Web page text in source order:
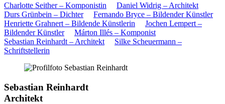
Charlotte Seither – Komponistin
Daniel Widrig – Architekt
Durs Grünbein – Dichter
Fernando Bryce – Bildender Künstler
Henriette Grahnert – Bildende Künstlerin
Jochen Lempert –
Bildender Künstler
Márton Illés – Komponist
Sebastian Reinhardt – Architekt
Silke Scheuermann –
Schriftstellerin
Sebastian Reinhardt
Architekt